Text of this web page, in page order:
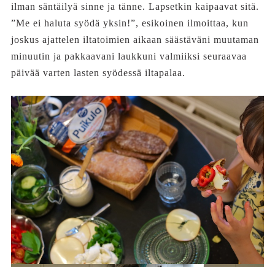
ilman säntäilyä sinne ja tänne. Lapsetkin kaipaavat sitä.
”Me ei haluta syödä yksin!”, esikoinen ilmoittaa, kun
joskus ajattelen iltatoimien aikaan säästäväni muutaman
minuutin ja pakkaavani laukkuni valmiiksi seuraavaa
päivää varten lasten syödessä iltapalaa.